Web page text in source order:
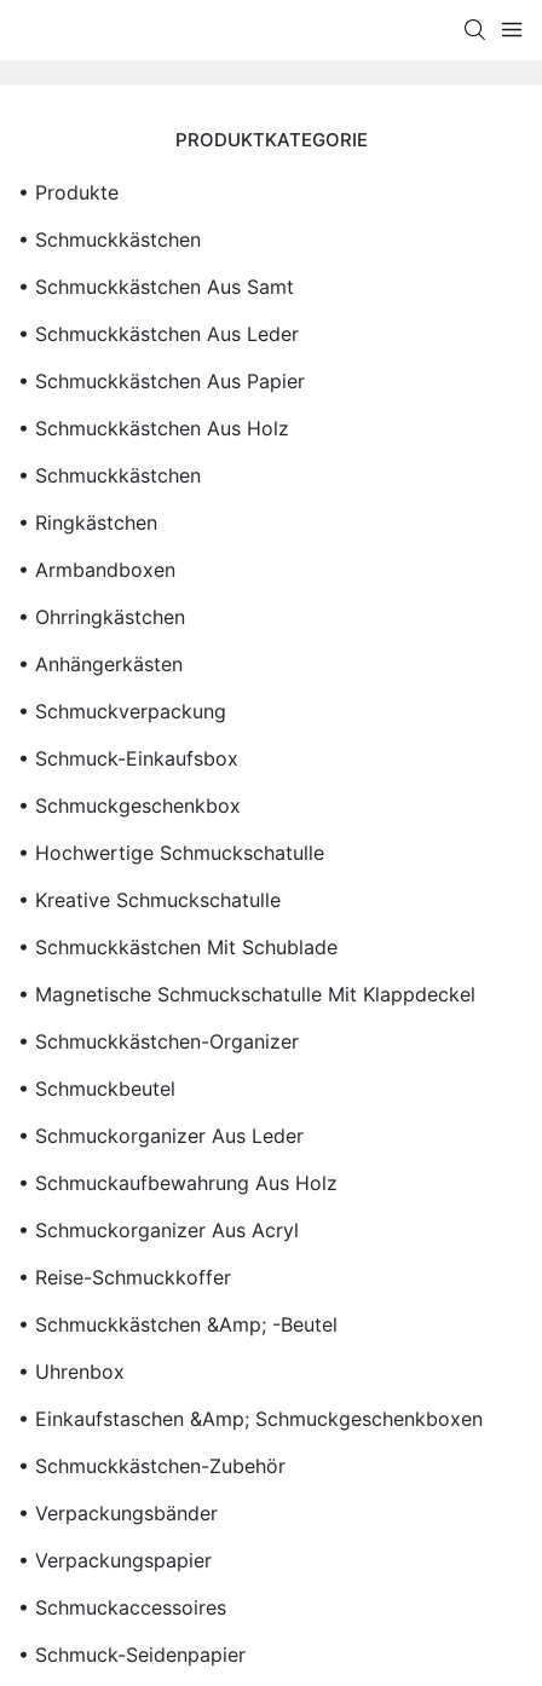
PRODUKTKATEGORIE
• Produkte
• Schmuckkästchen
• Schmuckkästchen Aus Samt
• Schmuckkästchen Aus Leder
• Schmuckkästchen Aus Papier
• Schmuckkästchen Aus Holz
• Schmuckkästchen
• Ringkästchen
• Armbandboxen
• Ohrringkästchen
• Anhängerkästen
• Schmuckverpackung
• Schmuck-Einkaufsbox
• Schmuckgeschenkbox
• Hochwertige Schmuckschatulle
• Kreative Schmuckschatulle
• Schmuckkästchen Mit Schublade
• Magnetische Schmuckschatulle Mit Klappdeckel
• Schmuckkästchen-Organizer
• Schmuckbeutel
• Schmuckorganizer Aus Leder
• Schmuckaufbewahrung Aus Holz
• Schmuckorganizer Aus Acryl
• Reise-Schmuckkoffer
• Schmuckkästchen &amp; -beutel
• Uhrenbox
• Einkaufstaschen &amp; Schmuckgeschenkboxen
• Schmuckkästchen-Zubehör
• Verpackungsbänder
• Verpackungspapier
• Schmuckaccessoires
• Schmuck-Seidenpapier